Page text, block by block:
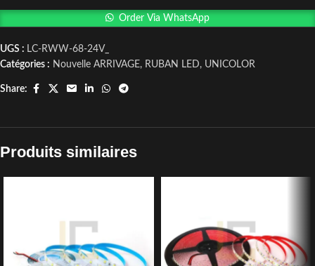
Order Via WhatsApp
UGS : LC-RWW-68-24V_
Catégories : Nouvelle ARRIVAGE, RUBAN LED, UNICOLOR
Share:
Produits similaires